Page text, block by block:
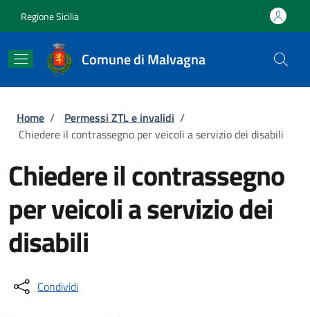
Regione Sicilia
Comune di Malvagna
Briciole di pane
Home / Permessi ZTL e invalidi /
Chiedere il contrassegno per veicoli a servizio dei disabili
Chiedere il contrassegno
per veicoli a servizio dei
disabili
Condividi